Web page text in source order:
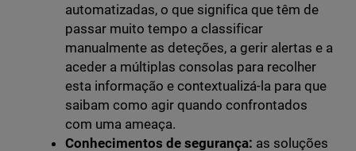
automatizadas, o que significa que têm de
passar muito tempo a classificar
manualmente as deteções, a gerir alertas e a
aceder a múltiplas consolas para recolher
esta informação e contextualizá-la para que
saibam como agir quando confrontados
com uma ameaça.
Conhecimentos de segurança: as soluções